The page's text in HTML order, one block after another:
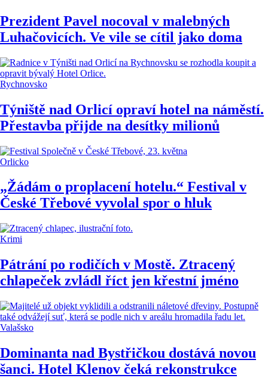
Prezident Pavel nocoval v malebných
Luhačovicích. Ve vile se cítil jako doma
Rychnovsko
Týniště nad Orlicí opraví hotel na náměstí.
Přestavba přijde na desítky milionů
Orlicko
„Žádám o proplacení hotelu.“ Festival v
České Třebové vyvolal spor o hluk
Krimi
Pátrání po rodičích v Mostě. Ztracený
chlapeček zvládl říct jen křestní jméno
Valašsko
Dominanta nad Bystřičkou dostává novou
šanci. Hotel Klenov čeká rekonstrukce